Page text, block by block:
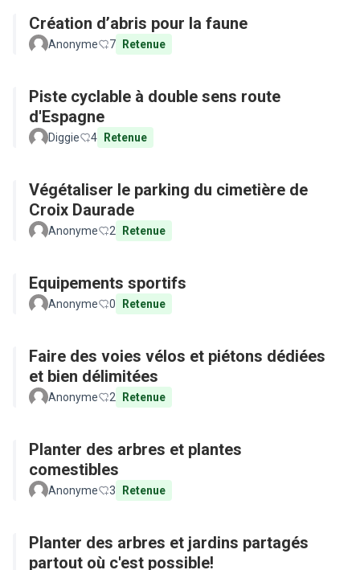
Création d’abris pour la faune
Anonyme 7 Retenue
Piste cyclable à double sens route
d'Espagne
Diggie 4 Retenue
Végétaliser le parking du cimetière de
Croix Daurade
Anonyme 2 Retenue
Equipements sportifs
Anonyme 0 Retenue
Faire des voies vélos et piétons dédiées
et bien délimitées
Anonyme 2 Retenue
Planter des arbres et plantes
comestibles
Anonyme 3 Retenue
Planter des arbres et jardins partagés
partout où c'est possible!